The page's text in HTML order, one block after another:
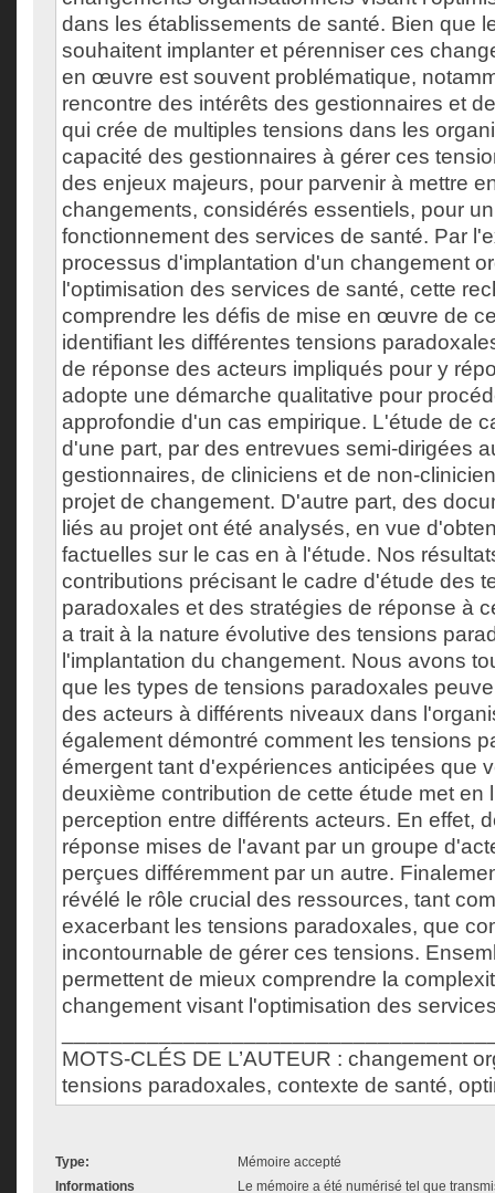
dans les établissements de santé. Bien que
souhaitent implanter et pérenniser ces
en œuvre est souvent problématique,
rencontre des intérêts des gestionnaires et
qui crée de multiples tensions dans les
capacité des gestionnaires à gérer ces
des enjeux majeurs, pour parvenir à mettre
changements, considérés essentiels, pour
fonctionnement des services de santé. Par
processus d'implantation d'un changement
l'optimisation des services de santé, cette
comprendre les défis de mise en œuvre de
identifiant les différentes tensions
de réponse des acteurs impliqués pour y
adopte une démarche qualitative pour
approfondie d'un cas empirique. L'étude de
d'une part, par des entrevues semi-dirigées
gestionnaires, de cliniciens et de non-
projet de changement. D'autre part, des
liés au projet ont été analysés, en vue
factuelles sur le cas en à l'étude. Nos
contributions précisant le cadre d'étude des
paradoxales et des stratégies de réponse à
a trait à la nature évolutive des tensions
l'implantation du changement. Nous avons
que les types de tensions paradoxales
des acteurs à différents niveaux dans
également démontré comment les tensions
émergent tant d'expériences anticipées que
deuxième contribution de cette étude met en
perception entre différents acteurs. En effet,
réponse mises de l'avant par un groupe
perçues différemment par un autre.
révélé le rôle crucial des ressources, tant
exacerbant les tensions paradoxales, que
incontournable de gérer ces tensions.
permettent de mieux comprendre la
changement visant l'optimisation des
MOTS-CLÉS DE L’AUTEUR : changement
tensions paradoxales, contexte de santé,
Type:
Mémoire accepté
Informations
Le mémoire a été numérisé tel que